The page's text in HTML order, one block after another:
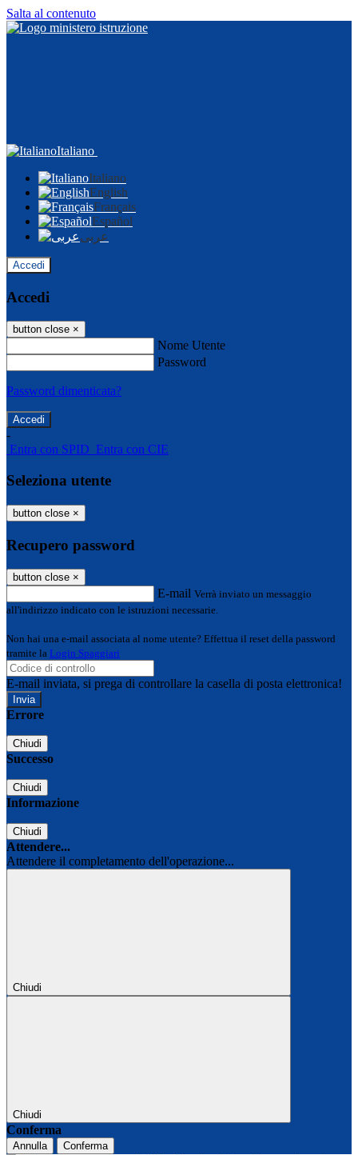
Salta al contenuto
Italiano
Italiano
English
Français
Español
عربى
Accedi
Accedi
button close ×
Nome Utente
Password
Password dimenticata?
-
Entra con SPID Entra con CIE
Seleziona utente
button close ×
Recupero password
button close ×
E-mail Verrà inviato un messaggio
all'indirizzo indicato con le istruzioni necessarie.
Non hai una e-mail associata al nome utente? Effettua il reset della password
tramite la Login Spaggiari
E-mail inviata, si prega di controllare la casella di posta elettronica!
Errore
Chiudi
Successo
Chiudi
Informazione
Chiudi
Attendere...
Attendere il completamento dell'operazione...
Chiudi
Chiudi
Conferma
Annulla
Conferma